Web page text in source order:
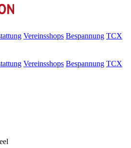
Vereinsshops Bespannung TCX
Vereinsshops Bespannung TCX